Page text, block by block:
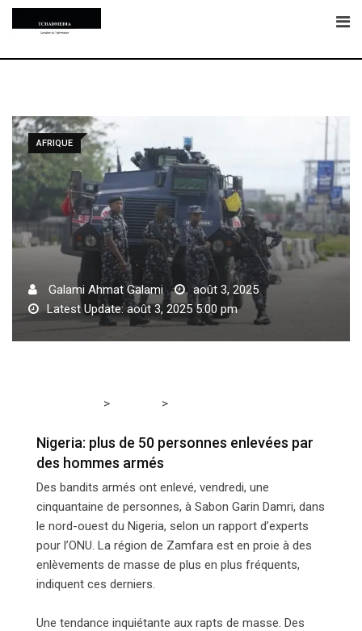
Skip
AFRIQUE
Galami Ahmat Galami
août 3, 2025
Latest Update: août 3, 2025 5:00 pm
> >
Nigeria: plus de 50 personnes enlevées par
des hommes armés
Des bandits armés ont enlevé, vendredi, une
cinquantaine de personnes, à Sabon Garin Damri, dans
le nord-ouest du Nigeria, selon un rapport d’experts
pour l’ONU. La région de Zamfara est en proie à des
enlèvements de masse de plus en plus fréquents,
indiquent ces derniers.
Une tendance inquiétante aux rapts de masse. Des